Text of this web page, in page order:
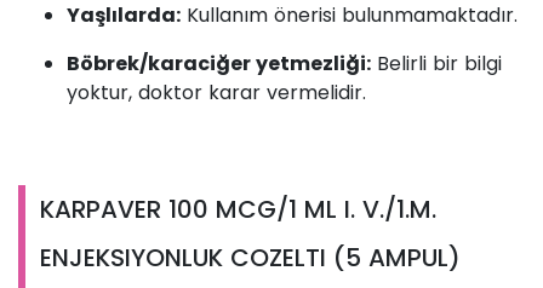
Yaşlılarda: Kullanım önerisi bulunmamaktadır.
Böbrek/karaciğer yetmezliği: Belirli bir bilgi
yoktur, doktor karar vermelidir.
KARPAVER 100 MCG/1 ML I. V./1.M.
ENJEKSIYONLUK COZELTI (5 AMPUL)